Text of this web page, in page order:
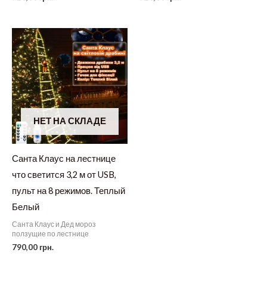
НЕТ НА СКЛАДЕ
Санта Клаус на лестнице
что светится 3,2 м от USB,
пульт на 8 режимов. Теплый
Белый
Санта Клаус и Дед мороз
ползущие по лестнице
790,00 грн.